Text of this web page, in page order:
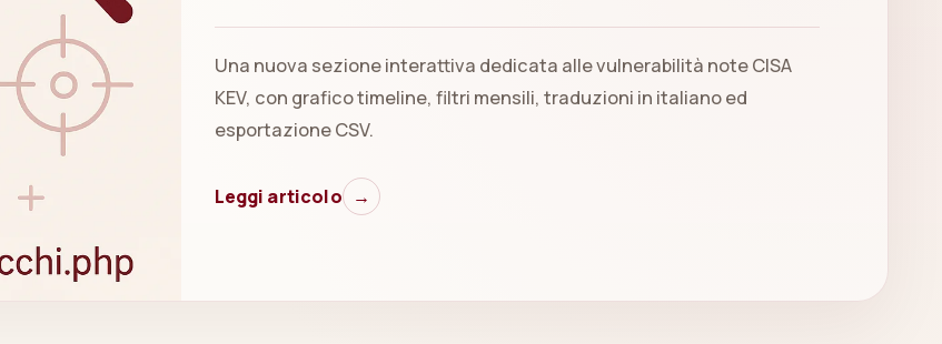
Una nuova sezione interattiva dedicata alle vulnerabilità note CISA
KEV, con grafico timeline, filtri mensili, traduzioni in italiano ed
esportazione CSV.
Leggi articolo →